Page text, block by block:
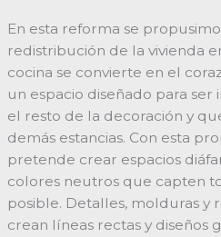
En esta reforma se
redistribución de la vivienda
cocina se convierte en el
un espacio diseñado para ser
el resto de la decoración y
demás estancias. Con esta
pretende crear espacios
colores neutros que capten
posible. Detalles, molduras y
crean líneas rectas y diseños